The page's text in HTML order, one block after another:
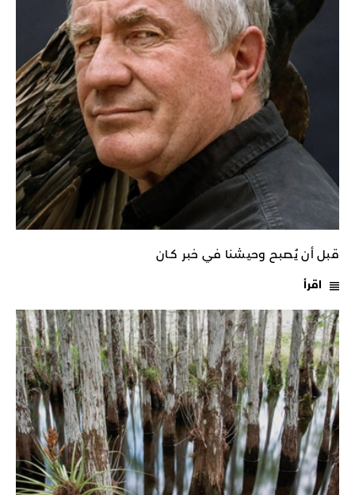
قبل أن يُصبح وحيشنا في خبر كـان
اقرأ